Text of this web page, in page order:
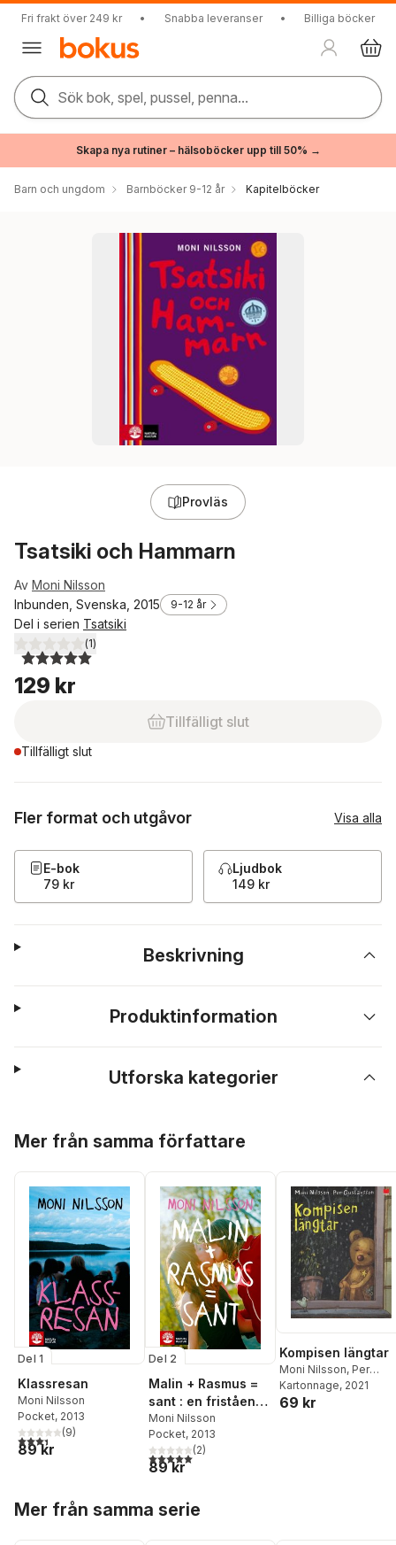
Fri frakt över 249 kr • Snabba leveranser • Billiga böcker
Sök bok, spel, pussel, penna...
Skapa nya rutiner – hälsoböcker upp till 50% →
Barn och ungdom Barnböcker 9-12 år Kapitelböcker
Provläs
Tsatsiki och Hammarn
Av Moni Nilsson
Inbunden, Svenska, 2015
9-12 år
Del i serien Tsatsiki
5,0utav 5 stjärnor. Totalt antal röster:
(1)
129 kr
Tillfälligt slut
Tillfälligt slut
Fler format och utgåvor Visa alla
E-bok
79 kr
Ljudbok
149 kr
Beskrivning
Produktinformation
Utforska kategorier
Mer från samma författare
Del 1
Klassresan
Moni Nilsson
Pocket, 2013
3,4utav 5 stjärnor. Totalt antal röster:
(9)
89 kr
Del 2
Malin + Rasmus =
sant : en fristående
fortsättning på
Klassresan
Moni Nilsson
Pocket, 2013
5,0utav 5 stjärnor. Totalt antal röster:
(2)
89 kr
Kompisen längtar
Moni Nilsson, Per
Gustavsson
Kartonnage, 2021
69 kr
Mer från samma serie